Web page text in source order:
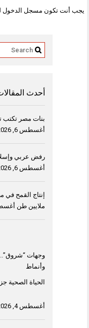
يجب أنت تكون مسجل الدخول
أحدث
بنات مصر تكتب
أغسطس 6, 2026
رفض عربي
أغسطس 6, 2026
ملايين طن أغسطس
وجهات
وأنماط
الحياة الصحية
أغسطس 4, 2026